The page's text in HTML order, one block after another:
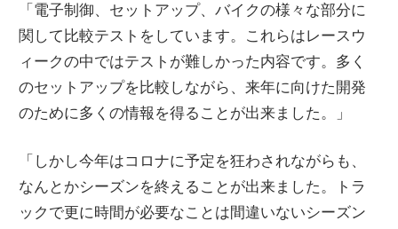
「電子制御、セットアップ、バイクの様々な部分に
関して比較テストをしています。これらはレースウ
ィークの中ではテストが難しかった内容です。多く
のセットアップを比較しながら、来年に向けた開発
のために多くの情報を得ることが出来ました。」
「しかし今年はコロナに予定を狂わされながらも、
なんとかシーズンを終えることが出来ました。トラ
ックで更に時間が必要なことは間違いないシーズン